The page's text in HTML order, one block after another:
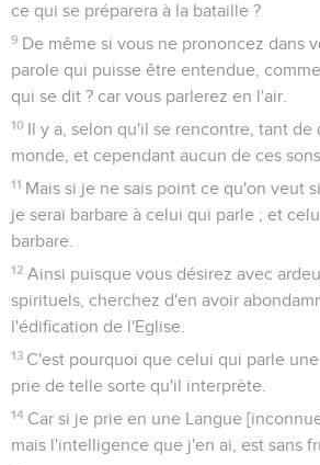
ce qui se préparera à la bataille ?
9 De même si vous ne prononcez dans
parole qui puisse être entendue,
qui se dit ? car vous parlerez en l'air.
10 Il y a, selon qu'il se rencontre, tant de
monde, et cependant aucun de ces
11 Mais si je ne sais point ce qu'on veut
je serai barbare à celui qui parle ; et
barbare.
12 Ainsi puisque vous désirez avec
spirituels, cherchez d'en avoir
l'édification de l'Eglise.
13 C'est pourquoi que celui qui parle
prie de telle sorte qu'il interprète.
14 Car si je prie en une Langue
mais l'intelligence que j'en ai, est sans